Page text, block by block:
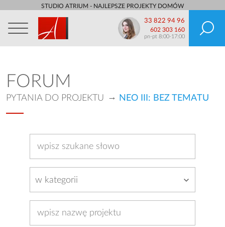
STUDIO ATRIUM - NAJLEPSZE PROJEKTY DOMÓW
33 822 94 96
602 303 160
pn-pt 8:00-17:00
FORUM
PYTANIA DO PROJEKTU NEO III: BEZ TEMATU
w kategorii